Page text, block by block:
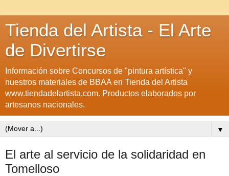
Tienda del Artista - El Arte
de Divertirse
Información sobre Concursos de "pintura artística" y
nuestros materiales de BBAA en Tienda del Artista
www.tiendadelartista.com. Productos elaborados por
artesanos nacionales.
▼
El arte al servicio de la solidaridad en
Tomelloso